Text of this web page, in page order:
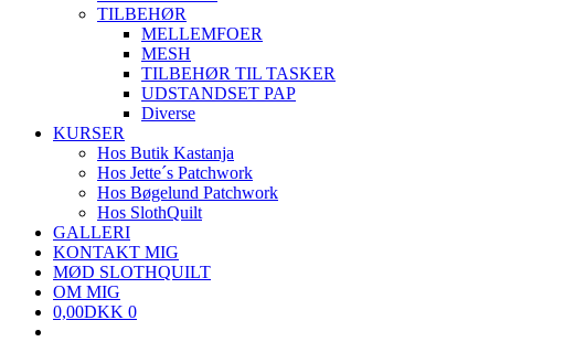
TILBEHØR
MELLEMFOER
MESH
TILBEHØR TIL TASKER
UDSTANDSET PAP
Diverse
KURSER
Hos Butik Kastanja
Hos Jette´s Patchwork
Hos Bøgelund Patchwork
Hos SlothQuilt
GALLERI
KONTAKT MIG
MØD SLOTHQUILT
OM MIG
0,00DKK 0